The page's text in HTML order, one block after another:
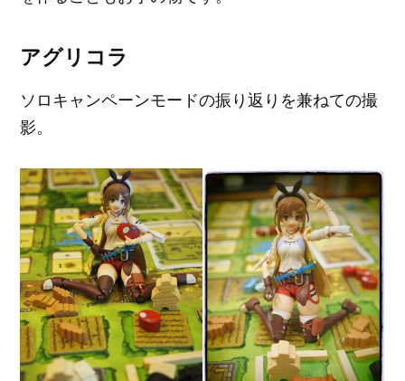
アグリコラ
ソロキャンペーンモードの振り返りを兼ねての撮
影。